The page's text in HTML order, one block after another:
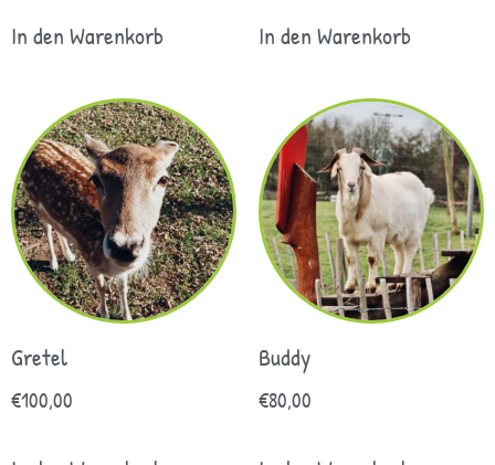
In den Warenkorb In den Warenkorb
Gretel
€100,00
Buddy
€80,00